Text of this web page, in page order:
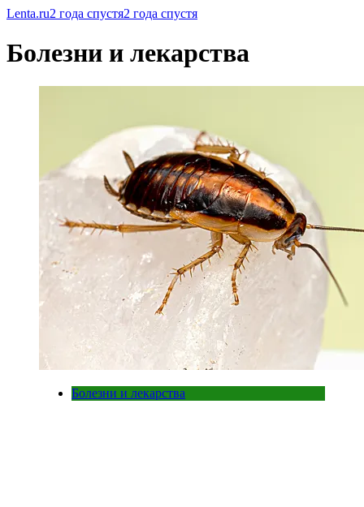
Lenta.ru2 года спустя2 года спустя
Болезни и лекарства
Болезни и лекарства